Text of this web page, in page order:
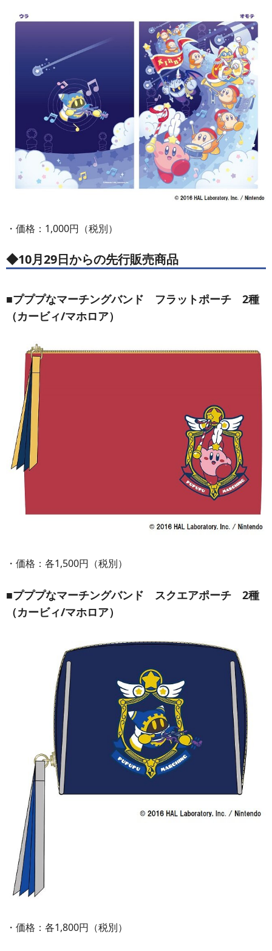
・価格：1,000円（税別）
◆10月29日からの先行販売商品
■プププなマーチングバンド フラットポーチ 2種
（カービィ/マホロア）
・価格：各1,500円（税別）
■プププなマーチングバンド スクエアポーチ 2種
（カービィ/マホロア）
・価格：各1,800円（税別）